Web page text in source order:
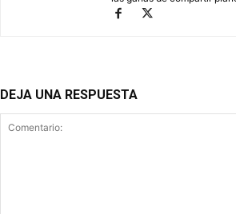
DEJA UNA RESPUESTA